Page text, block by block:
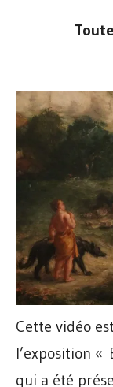
Cette vidéo
l’exposition «
qui a été